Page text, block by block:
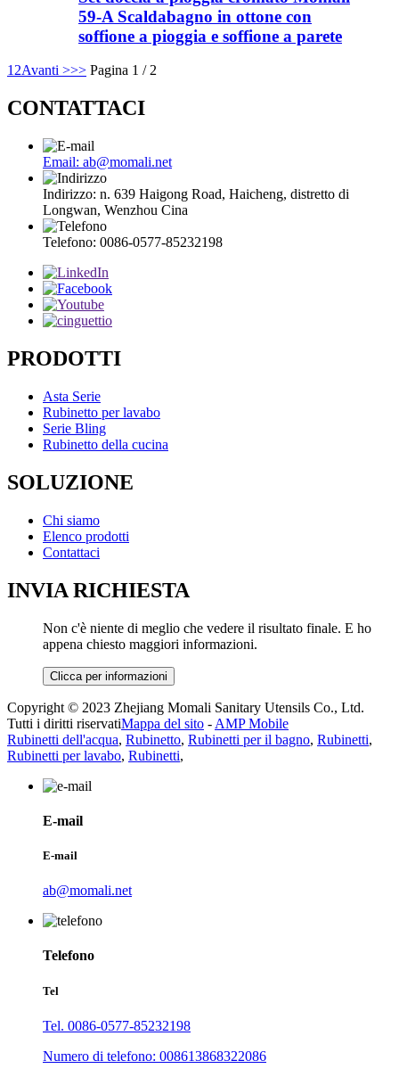
59-A Scaldabagno in ottone con
soffione a pioggia e soffione a parete
1 2Avanti >>> Pagina 1 / 2
CONTATTACI
Email: ab@momali.net
Indirizzo: n. 639 Haigong Road, Haicheng, distretto di
Longwan, Wenzhou Cina
Telefono: 0086-0577-85232198
PRODOTTI
Asta Serie
Rubinetto per lavabo
Serie Bling
Rubinetto della cucina
SOLUZIONE
Chi siamo
Elenco prodotti
Contattaci
INVIA RICHIESTA
Non c'è niente di meglio che vedere il risultato finale. E ho
appena chiesto maggiori informazioni.
Clicca per informazioni
Copyright © 2023 Zhejiang Momali Sanitary Utensils Co., Ltd.
Tutti i diritti riservatiMappa del sito - AMP Mobile
Rubinetti dell'acqua, Rubinetto, Rubinetti per il bagno, Rubinetti,
Rubinetti per lavabo, Rubinetti,
E-mail
E-mail
ab@momali.net
Telefono
Tel
Tel. 0086-0577-85232198
Numero di telefono: 008613868322086